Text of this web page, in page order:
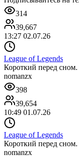
314
39,667
13:27 02.07.26
League of Legends
Короткий перед
nomanzx
398
39,654
10:49 01.07.26
League of Legends
Короткий перед
nomanzx